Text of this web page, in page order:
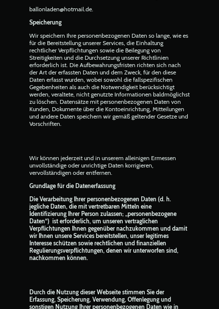
ballonladen@hotmail.de.
Speicherung
Wir speichern Ihre personenbezogenen Daten so lange, wie es
für die Bereitstellung unserer Services, die Einhaltung
rechtlicher Verpflichtungen sowie die Beilegung von
Streitigkeiten und die Durchsetzung unserer Richtlinien
erforderlich ist. Die Aufbewahrungsfristen richten sich nach
der Art der erfassten Daten und dem Zweck, für den diese
Daten erfasst wurden, wobei sowohl die fallspezifischen
Gegebenheiten als auch die Notwendigkeit berücksichtigt
werden, veraltete, nicht genutzte Informationen baldmöglichst
zu löschen. Datensätze mit personenbezogenen Daten von
Kunden, Dokumente über die Kontoeinrichtung, Mitteilungen
und andere Daten speichern wir gemäß geltender Gesetze und
Vorschriften.
Wir können jederzeit und in unserem alleinigen Ermessen
unvollständige oder unrichtige Daten korrigieren,
vervollständigen oder entfernen.
Grundlage für die Datenerfassung
Die Verarbeitung Ihrer personenbezogenen Daten (d. h.
jegliche Daten, die mit vertretbaren Mitteln eine
Identifizierung Ihrer Person zulassen; „personenbezogene
Daten“) ist erforderlich, um unseren vertraglichen
Verpflichtungen Ihnen gegenüber nachzukommen und damit
wir Ihnen unsere Services bereitstellen, unser legitimes
Interesse schützen sowie rechtlichen und finanziellen
Regulierungsverpflichtungen, denen wir unterworfen sind,
nachkommen können.
Durch die Nutzung dieser Webseite stimmen Sie der
Erfassung, Speicherung, Verwendung, Offenlegung und
sonstigen Nutzung Ihrer personenbezogenen Daten wie in